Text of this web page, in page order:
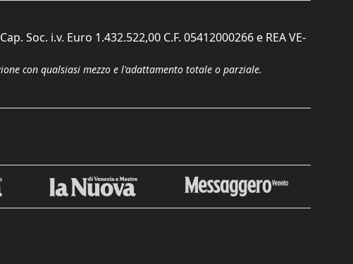
Soc. i.v. Euro 1.432.522,00 C.F. 05412000266 e REA VE-
con qualsiasi mezzo e l'adattamento totale o parziale.